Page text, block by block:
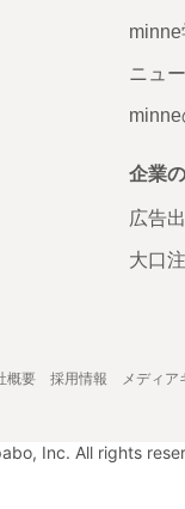
ニュ
minne
企業
広告
大口
概要 採用情報 メディア
Inc. All rights